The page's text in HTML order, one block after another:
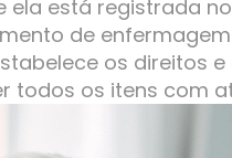
ela está registrada
de
os direitos
todos os itens com